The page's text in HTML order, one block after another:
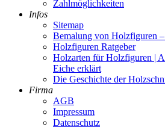
Zahlmöglichkeiten
Infos
Sitemap
Bemalung von Holzfiguren
Holzfiguren Ratgeber
Holzarten für Holzfiguren |
Eiche erklärt
Die Geschichte der
Firma
AGB
Impressum
Datenschutz